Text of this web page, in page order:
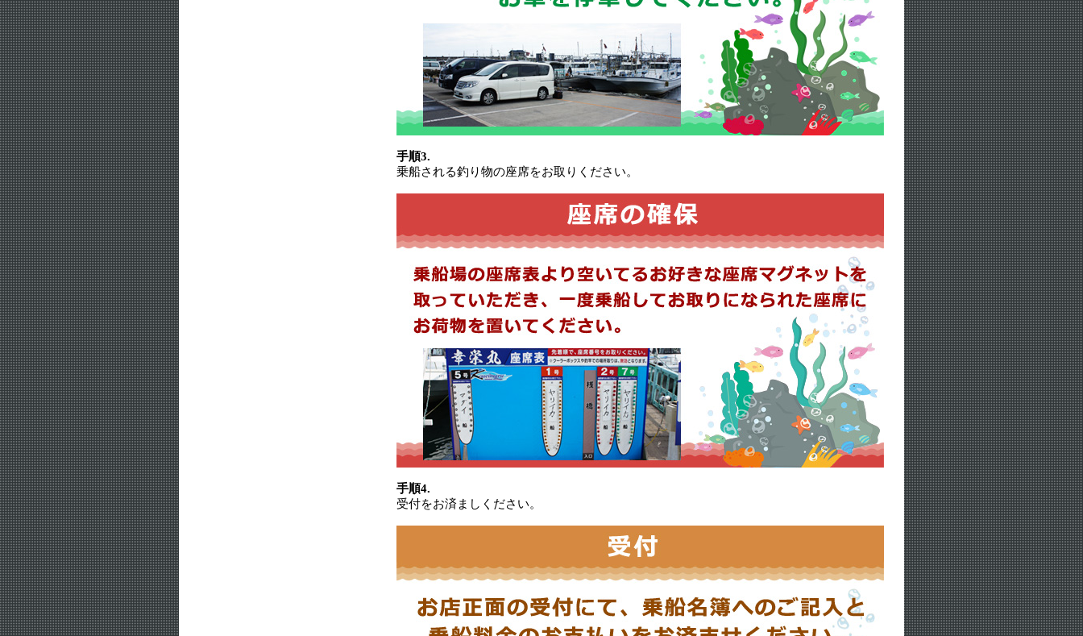
手順3.
乗船される釣り物の座席をお取りください。
手順4.
受付をお済ましください。